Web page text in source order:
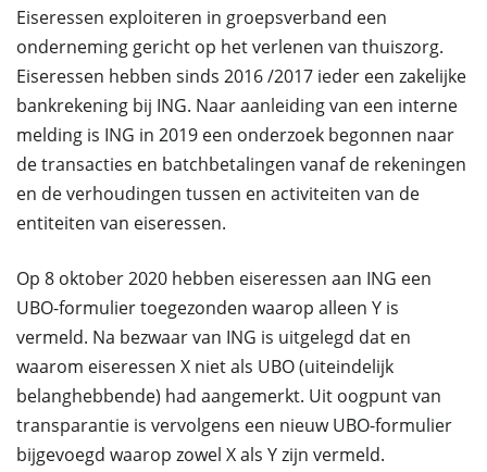
Eiseressen exploiteren in groepsverband een
onderneming gericht op het verlenen van thuiszorg.
Eiseressen hebben sinds 2016 /2017 ieder een zakelijke
bankrekening bij ING. Naar aanleiding van een interne
melding is ING in 2019 een onderzoek begonnen naar
de transacties en batchbetalingen vanaf de rekeningen
en de verhoudingen tussen en activiteiten van de
entiteiten van eiseressen.
Op 8 oktober 2020 hebben eiseressen aan ING een
UBO-formulier toegezonden waarop alleen Y is
vermeld. Na bezwaar van ING is uitgelegd dat en
waarom eiseressen X niet als UBO (uiteindelijk
belanghebbende) had aangemerkt. Uit oogpunt van
transparantie is vervolgens een nieuw UBO-formulier
bijgevoegd waarop zowel X als Y zijn vermeld.